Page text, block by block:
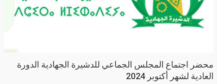
محضر اجتماع المجلس الجماعي للدشيرة الجهادية الدورة
العادية لشهر أكتوبر 2024